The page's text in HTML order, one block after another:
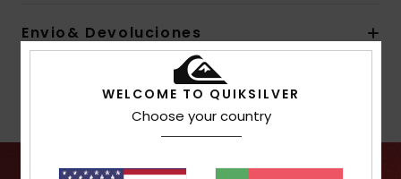
Envio& Devoluciones
WELCOME TO QUIKSILVER
Choose your country